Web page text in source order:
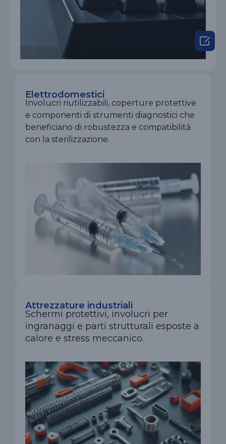
Elettrodomestici
Involucri riutilizzabili, coperture protettive
e componenti di strumenti diagnostici che
beneficiano di robustezza e compatibilità
con la sterilizzazione.
Attrezzature industriali
Schermi protettivi, involucri per
ingranaggi e parti strutturali esposte a
calore e stress meccanico.
